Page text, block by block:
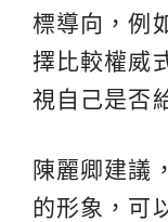
標導向，例
擇比較權威
視自己是否
陳麗卿建議
的形象，可